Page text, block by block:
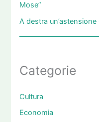
Mose”
A destra
Categorie
Cultura
Economia